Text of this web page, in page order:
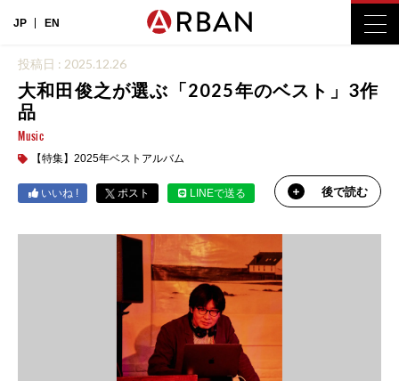
JP EN
投稿日 : 2025.12.26
大和田俊之が選ぶ「2025年のベスト」3作
品
Music
【特集】2025年ベストアルバム
いいね ! ポスト LINEで送る 後で読む